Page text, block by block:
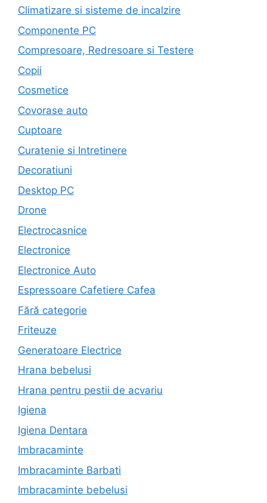
Climatizare si sisteme de incalzire
Componente PC
Compresoare, Redresoare si Testere
Copii
Cosmetice
Covorase auto
Cuptoare
Curatenie si Intretinere
Decoratiuni
Desktop PC
Drone
Electrocasnice
Electronice
Electronice Auto
Espressoare Cafetiere Cafea
Fără categorie
Friteuze
Generatoare Electrice
Hrana bebelusi
Hrana pentru pestii de acvariu
Igiena
Igiena Dentara
Imbracaminte
Imbracaminte Barbati
Imbracaminte bebelusi